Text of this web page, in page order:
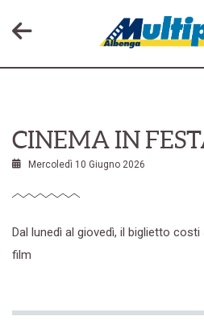
CINEMA IN
Mercoledì 10 Giugno 2026
Dal lunedì al giovedì, il biglietto
film